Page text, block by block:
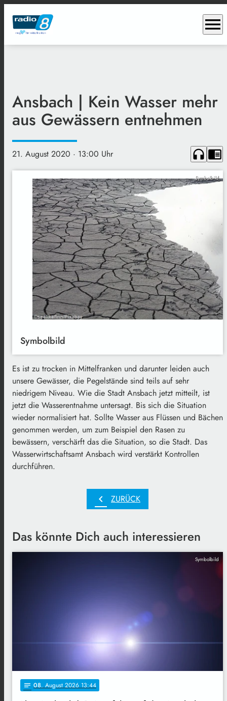
menu
Ansbach | Kein Wasser mehr
aus Gewässern entnehmen
21. August 2020 · 13:00 Uhr headphones chrome_reader_mode
Symbolbild
Symbolbild
Es ist zu trocken in Mittelfranken und darunter leiden auch
unsere Gewässer, die Pegelstände sind teils auf sehr
niedrigem Niveau. Wie die Stadt Ansbach jetzt mitteilt, ist
jetzt die Wasserentnahme untersagt. Bis sich die Situation
wieder normalisiert hat. Sollte Wasser aus Flüssen und Bächen
genommen werden, um zum Beispiel den Rasen zu
bewässern, verschärft das die Situation, so die Stadt. Das
Wasserwirtschaftsamt Ansbach wird verstärkt Kontrollen
durchführen.
chevron_left ZURÜCK
Das könnte Dich auch interessieren
Symbolbild
notes 08. August 2026 13:44